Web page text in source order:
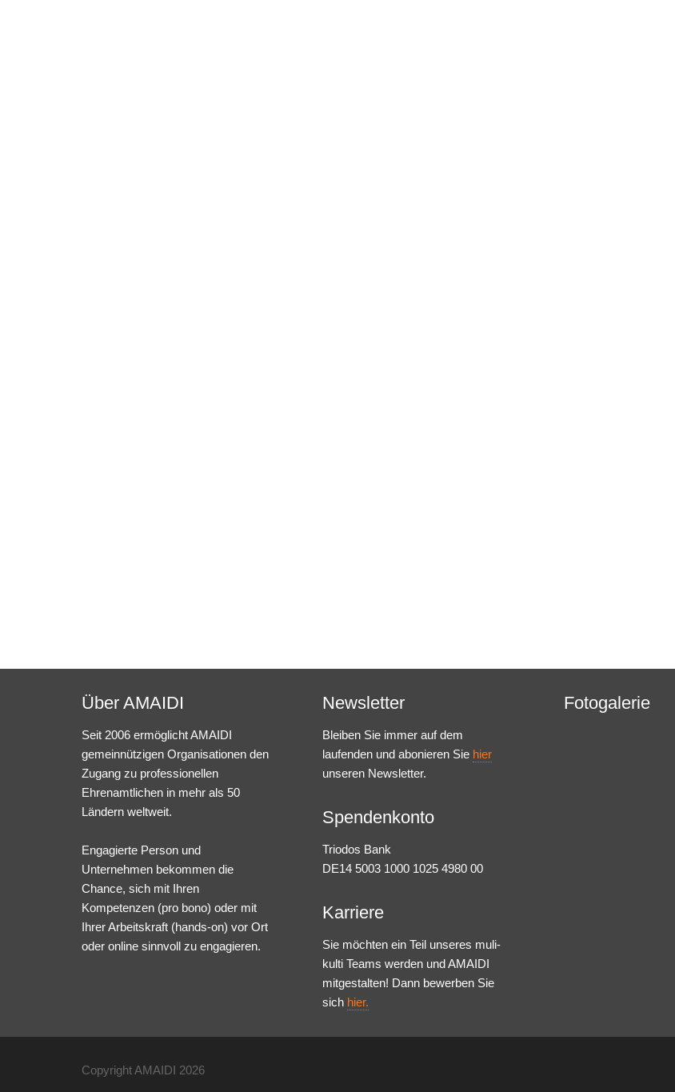
Über AMAIDI
Seit 2006 ermöglicht AMAIDI
gemeinnützigen Organisationen den
Zugang zu professionellen
Ehrenamtlichen in mehr als 50
Ländern weltweit.
Engagierte Person und
Unternehmen bekommen die
Chance, sich mit Ihren
Kompetenzen (pro bono) oder mit
Ihrer Arbeitskraft (hands-on) vor Ort
oder online sinnvoll zu engagieren.
Newsletter
Bleiben Sie immer auf dem
laufenden und abonieren Sie hier
unseren Newsletter.
Spendenkonto
Triodos Bank
DE14 5003 1000 1025 4980 00
Karriere
Sie möchten ein Teil unseres muli-
kulti Teams werden und AMAIDI
mitgestalten! Dann bewerben Sie
sich hier.
Fotogalerie
Copyright AMAIDI 2026